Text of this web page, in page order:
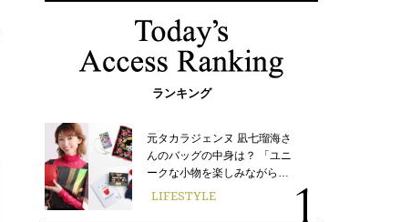
ランキング
元タカラジェンヌ 凪七瑠海さ
んのバッグの中身は？ 「ユニ
ークな小物を楽しみながら…
LIFESTYLE